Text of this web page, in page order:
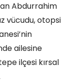
Abdurrahim
vücudu, otopsi
ailesine
ilçesi kırsal